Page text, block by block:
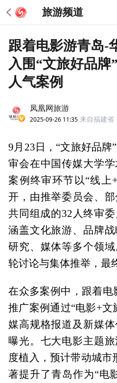
旅游频道
跟着电影游青岛-
入围“文旅好品牌
人气案例
凤凰网旅游
2025-09-26 11:35 来自福建省
9月23日，“文旅好品牌
审会在中国传媒大学
案例终审环节以“线上
开，由推举委员会、
共同组成的32人终审
涵盖文化旅游、品牌
研究、媒体等多个领
轮讨论与集体推举，最
在众多案例中，跟着
推广案例通过“电影+文
媒高规格报道及新媒
曝光。七大电影主题
度植入，预计带动城市
著提升了青岛作为“电